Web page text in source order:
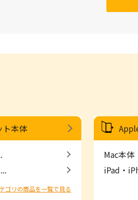
ト本体
ゴリの商品を一覧で見る
Mac本体
iPad・